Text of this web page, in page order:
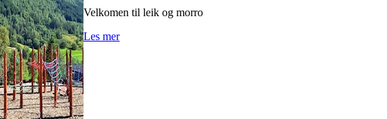
Velkomen til leik og morro
Les mer